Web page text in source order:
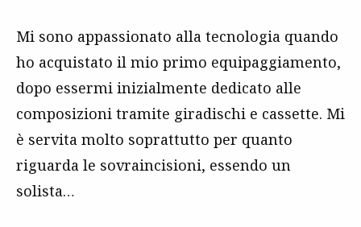
Mi sono appassionato alla tecnologia quando
ho acquistato il mio primo equipaggiamento,
dopo essermi inizialmente dedicato alle
composizioni tramite giradischi e cassette. Mi
è servita molto soprattutto per quanto
riguarda le sovraincisioni, essendo un
solista…